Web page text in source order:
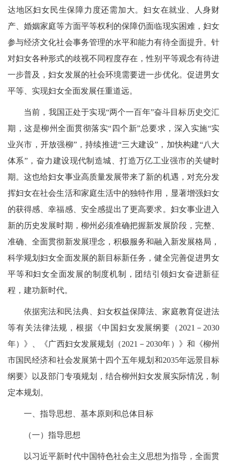
达地区妇女民生保障力度还需加大。妇女在就业、人身财
产、婚姻家庭等方面平等权利的保障仍面临现实困难，妇女
参与经济文化社会事务管理的水平和能力有待全面提升。针
对妇女各种形式的歧视不同程度存在，性别平等观念有待进
一步普及，妇女发展的社会环境需要进一步优化。 促进男女
平等、实现妇女全面发展任重道远。
当前，我国正处于实现“两个一百年”奋斗目标历史交汇
期，这是柳州全面贯彻落实“四个新”总要求， 深入实施“实
业兴市，开放强柳”，持续推进“三大建设”，加快构建“八大
体系”，奋力建设现代制造城、打造万亿工业强市的关键时
期。这也给妇女事业高质量发展带来了新的机遇，对充分发
挥妇女在社会生活和家庭生活中的独特作用，显著增强妇女
的获得感、幸福感、安全感提出了更高要求。妇女事业进入
新的历史发展时期，柳州必须准确把握新发展阶段，完整、
准确、全面贯彻新发展理念，积极服务和融入新发展格局，
科学规划妇女全面发展的新目标新任务，健全完善促进男女
平等和妇女全面发展的制度机制，团结引领妇女奋进新征
程，建功新时代。
依据宪法和民法典、妇女权益保障法、家庭教育促进法
等有关法律法规，根据《中国妇女发展纲要（ 2021 －2030
年）》、《广西妇女发展规划（2021 －2030年）》和《柳州
市国民经济和社会发展第十四个五年规划和2035年远景目标
纲要》以及部门专项规划， 结合柳州妇女发展实际情况，制
定本规划。
一、指导思想、基本原则和总体目标
（一）指导思想
以习近平新时代中国特色社会主义思想为指导，全面贯